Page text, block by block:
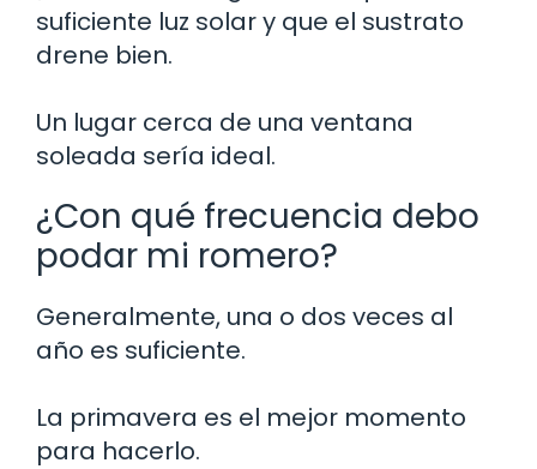
suficiente luz solar y que el sustrato
drene bien.
Un lugar cerca de una ventana
soleada sería ideal.
¿Con qué frecuencia debo
podar mi romero?
Generalmente, una o dos veces al
año es suficiente.
La primavera es el mejor momento
para hacerlo.